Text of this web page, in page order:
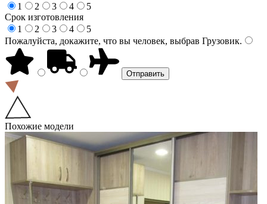
1
2 3 4
5
Срок изготовления
1
2 3 4
5
Пожалуйста, докажите, что вы человек, выбрав Грузовик.
Похожие модели